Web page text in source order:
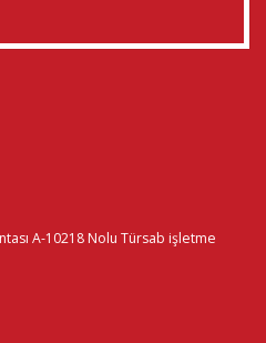
A-10218 Nolu Türsab işletme